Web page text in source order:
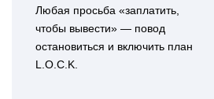
Любая просьба «заплатить,
чтобы вывести» — повод
остановиться и включить план
L.O.C.K.